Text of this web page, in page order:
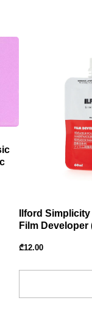
Ilford
Film Developer
₾12.00